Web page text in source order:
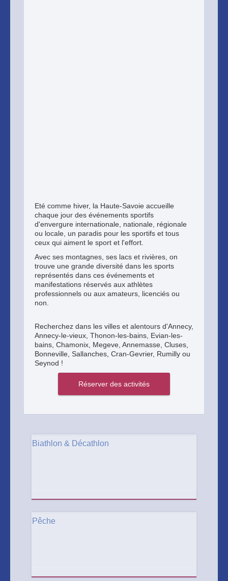
Eté comme hiver, la Haute-Savoie accueille
chaque jour des événements sportifs
d'envergure internationale, nationale, régionale
ou locale, un paradis pour les sportifs et tous
ceux qui aiment le sport et l'effort.
Avec ses montagnes, ses lacs et rivières, on
trouve une grande diversité dans les sports
représentés dans ces événements et
manifestations réservés aux athlètes
professionnels ou aux amateurs, licenciés ou
non.
Recherchez dans les villes et alentours d'Annecy,
Annecy-le-vieux, Thonon-les-bains, Evian-les-
bains, Chamonix, Megeve, Annemasse, Cluses,
Bonneville, Sallanches, Cran-Gevrier, Rumilly ou
Seynod !
Biathlon & Décathlon
Pêche